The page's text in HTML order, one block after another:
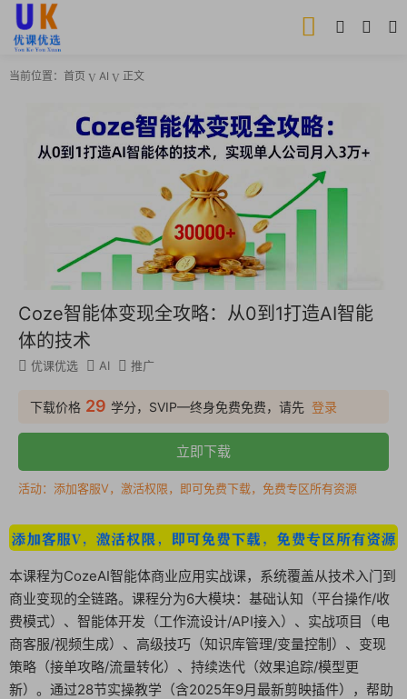
当前位置： 首页 AI 正文
Coze智能体变现全攻略：从0到1打造AI智能
体的技术
优课优选 AI 推广
下载价格 29 学分，SVIP—终身免费免费，请先 登录
立即下载
活动：添加客服V，激活权限，即可免费下载，免费专区所有资源
本课程为CozeAI智能体商业应用实战课，系统覆盖从技术入门到
商业变现的全链路。课程分为6大模块：基础认知（平台操作/收
费模式）、智能体开发（工作流设计/API接入）、实战项目（电
商客服/视频生成）、高级技巧（知识库管理/变量控制）、变现
策略（接单攻略/流量转化）、持续迭代（效果追踪/模型更
新）。通过28节实操教学（含2025年9月最新剪映插件），帮助